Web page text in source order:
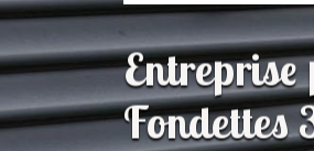
Fondettes